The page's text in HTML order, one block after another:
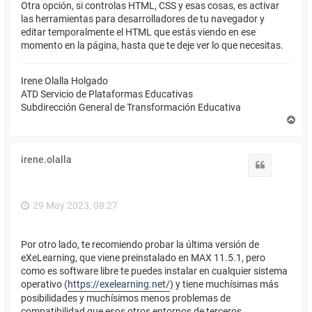
Otra opción, si controlas HTML, CSS y esas cosas, es activar
las herramientas para desarrolladores de tu navegador y
editar temporalmente el HTML que estás viendo en ese
momento en la página, hasta que te deje ver lo que necesitas.
Irene Olalla Holgado
ATD Servicio de Plataformas Educativas
Subdirección General de Transformación Educativa
irene.olalla
29 May 2023, 08:27
Por otro lado, te recomiendo probar la última versión de
eXeLearning, que viene preinstalado en MAX 11.5.1, pero
como es software libre te puedes instalar en cualquier sistema
operativo (https://exelearning.net/) y tiene muchísimas más
posibilidades y muchísimos menos problemas de